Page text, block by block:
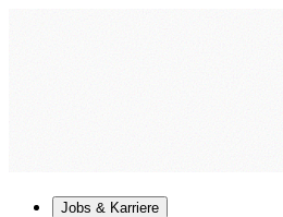
Jobs & Karriere